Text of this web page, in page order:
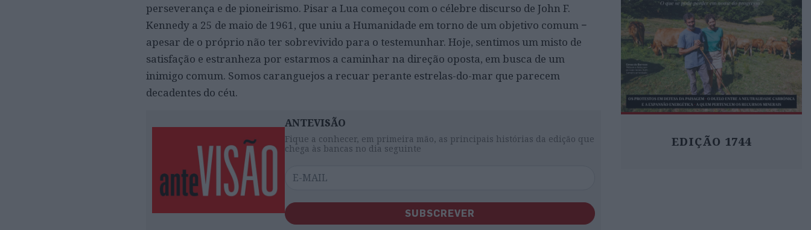
perseverança e de pioneirismo. Pisar a Lua começou com o célebre discurso de John F.
Kennedy a 25 de maio de 1961, que uniu a Humanidade em torno de um objetivo comum −
apesar de o próprio não ter sobrevivido para o testemunhar. Hoje, sentimos um misto de
satisfação e estranheza por estarmos a caminhar na direção oposta, em busca de um
inimigo comum. Somos caranguejos a recuar perante estrelas-do-mar que parecem
decadentes do céu.
ANTEVISÃO
Fique a conhecer, em primeira mão, as principais histórias da edição que
chega às bancas no dia seguinte
SUBSCREVER
EDIÇÃO 1744